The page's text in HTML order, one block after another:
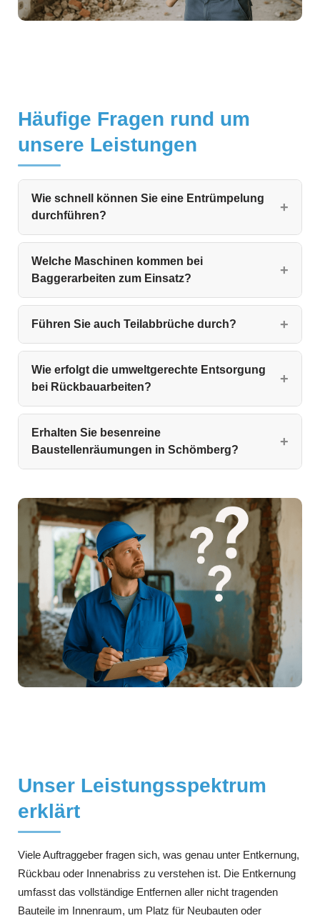
Häufige Fragen rund um
unsere Leistungen
Wie schnell können Sie eine Entrümpelung
durchführen?
Welche Maschinen kommen bei
Baggerarbeiten zum Einsatz?
Führen Sie auch Teilabbrüche durch?
Wie erfolgt die umweltgerechte Entsorgung
bei Rückbauarbeiten?
Erhalten Sie besenreine
Baustellenräumungen in Schömberg?
Unser Leistungsspektrum
erklärt
Viele Auftraggeber fragen sich, was genau unter Entkernung,
Rückbau oder Innenabriss zu verstehen ist. Die Entkernung
umfasst das vollständige Entfernen aller nicht tragenden
Bauteile im Innenraum, um Platz für Neubauten oder